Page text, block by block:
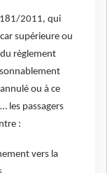
2011, qui
supérieure ou
règlement
ou à ce
les passagers
:
vers la